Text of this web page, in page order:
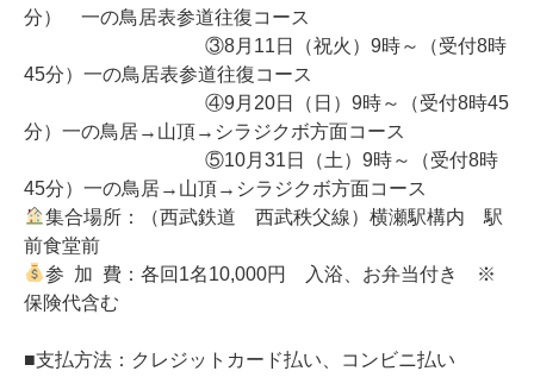
分）
一の鳥居表参道往復コース
③8月11日（祝火） 9時～（受付8時
45分）一の鳥居表参道往復コース
④9月20日（日） 9時～（受付8時45
分）一の鳥居→山頂→シラジクボ方面コース
⑤10月31日（土） 9時～（受付8時
45分）一の鳥居→山頂→シラジクボ方面コース
集合場所：（西武鉄道 西武秩父線）横瀬駅構内駅
前食堂前
参 加 費：各回1名10,000円 入浴、お弁当付き ※
保険代含む
■支払方法：クレジットカード払い、コンビニ払い